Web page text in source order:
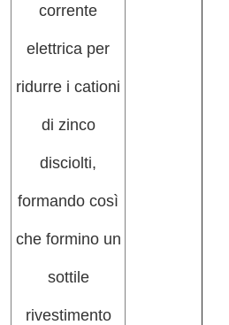
corrente
elettrica per
ridurre i cationi
di zinco
disciolti,
formando così
che formino un
sottile
rivestimento